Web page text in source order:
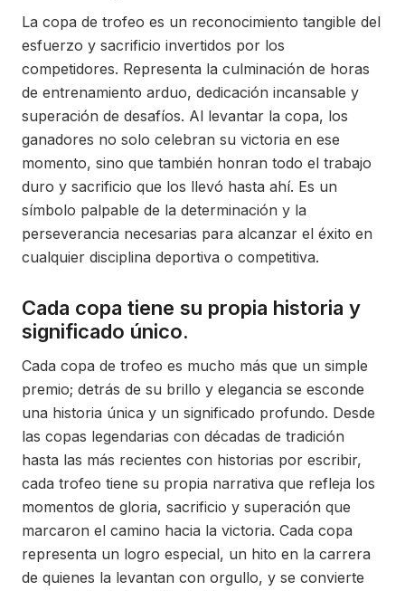
La copa de trofeo es un reconocimiento tangible del
esfuerzo y sacrificio invertidos por los
competidores. Representa la culminación de horas
de entrenamiento arduo, dedicación incansable y
superación de desafíos. Al levantar la copa, los
ganadores no solo celebran su victoria en ese
momento, sino que también honran todo el trabajo
duro y sacrificio que los llevó hasta ahí. Es un
símbolo palpable de la determinación y la
perseverancia necesarias para alcanzar el éxito en
cualquier disciplina deportiva o competitiva.
Cada copa tiene su propia historia y
significado único.
Cada copa de trofeo es mucho más que un simple
premio; detrás de su brillo y elegancia se esconde
una historia única y un significado profundo. Desde
las copas legendarias con décadas de tradición
hasta las más recientes con historias por escribir,
cada trofeo tiene su propia narrativa que refleja los
momentos de gloria, sacrificio y superación que
marcaron el camino hacia la victoria. Cada copa
representa un logro especial, un hito en la carrera
de quienes la levantan con orgullo, y se convierte